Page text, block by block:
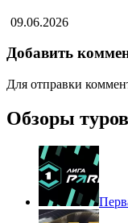
09.06.2026
Добавить
Для отправки
Обзоры туров